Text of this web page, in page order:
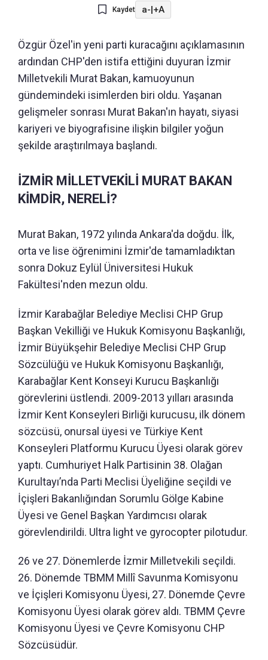
Kaydet a-|+A
Özgür Özel'in yeni parti kuracağını açıklamasının
ardından CHP'den istifa ettiğini duyuran İzmir
Milletvekili Murat Bakan, kamuoyunun
gündemindeki isimlerden biri oldu. Yaşanan
gelişmeler sonrası Murat Bakan'ın hayatı, siyasi
kariyeri ve biyografisine ilişkin bilgiler yoğun
şekilde araştırılmaya başlandı.
İZMİR MİLLETVEKİLİ MURAT BAKAN
KİMDİR, NERELİ?
Murat Bakan, 1972 yılında Ankara'da doğdu. İlk,
orta ve lise öğrenimini İzmir'de tamamladıktan
sonra Dokuz Eylül Üniversitesi Hukuk
Fakültesi'nden mezun oldu.
İzmir Karabağlar Belediye Meclisi CHP Grup
Başkan Vekilliği ve Hukuk Komisyonu Başkanlığı,
İzmir Büyükşehir Belediye Meclisi CHP Grup
Sözcülüğü ve Hukuk Komisyonu Başkanlığı,
Karabağlar Kent Konseyi Kurucu Başkanlığı
görevlerini üstlendi. 2009-2013 yılları arasında
İzmir Kent Konseyleri Birliği kurucusu, ilk dönem
sözcüsü, onursal üyesi ve Türkiye Kent
Konseyleri Platformu Kurucu Üyesi olarak görev
yaptı. Cumhuriyet Halk Partisinin 38. Olağan
Kurultayı’nda Parti Meclisi Üyeliğine seçildi ve
İçişleri Bakanlığından Sorumlu Gölge Kabine
Üyesi ve Genel Başkan Yardımcısı olarak
görevlendirildi. Ultra light ve gyrocopter pilotudur.
26 ve 27. Dönemlerde İzmir Milletvekili seçildi.
26. Dönemde TBMM Millî Savunma Komisyonu
ve İçişleri Komisyonu Üyesi, 27. Dönemde Çevre
Komisyonu Üyesi olarak görev aldı. TBMM Çevre
Komisyonu Üyesi ve Çevre Komisyonu CHP
Sözcüsüdür.